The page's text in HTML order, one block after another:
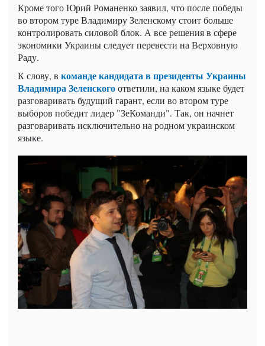
Кроме того Юрий Романенко заявил, что после победы
во втором туре Владимиру Зеленскому стоит больше
контролировать силовой блок. А все решения в сфере
экономики Украины следует перевести на Верховную
Раду.
К слову, в команде кандидата в президенты Украины
Владимира Зеленскогоответили, на каком языке будет
разговаривать будущий гарант, если во втором туре
выборов победит лидер "ЗеКоманди". Так, он начнет
разговаривать исключительно на родном украинском
языке.